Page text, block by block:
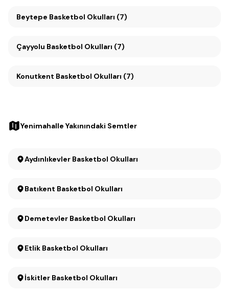
Beytepe Basketbol Okulları (7)
Çayyolu Basketbol Okulları (7)
Konutkent Basketbol Okulları (7)
Yenimahalle Yakınındaki Semtler
Aydınlıkevler Basketbol Okulları
Batıkent Basketbol Okulları
Demetevler Basketbol Okulları
Etlik Basketbol Okulları
İskitler Basketbol Okulları